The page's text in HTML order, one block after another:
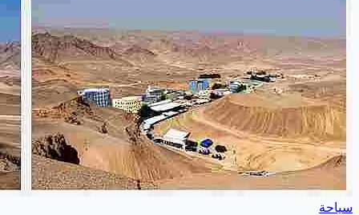
سياحة